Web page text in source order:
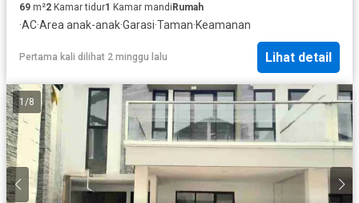
69 m²2 Kamar tidur1 Kamar mandiRumah
·AC·Area anak-anak·Garasi·Taman·Keamanan
Pertama kali dilihat 2 minggu lalu Lihat detail
1 /8